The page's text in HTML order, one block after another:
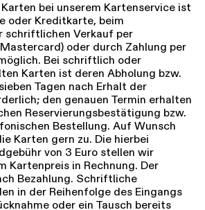
bei unserem ­Kartenservice ist
oder Kreditkarte, beim
schriftlichen Verkauf per
oder durch Zahlung per
Bei schriftlich oder
Karten ist deren Abholung bzw.
­Tagen nach Erhalt der
den genauen Termin erhalten
Reservierungsbestätigung bzw.
Bestellung. Auf Wunsch
Karten gern zu. Die hierbei
von 3 Euro stellen wir
Kartenpreis in Rechnung. Der
Bezahlung. Schriftliche
in der Reihenfolge des ­Eingangs
oder ein Tausch bereits